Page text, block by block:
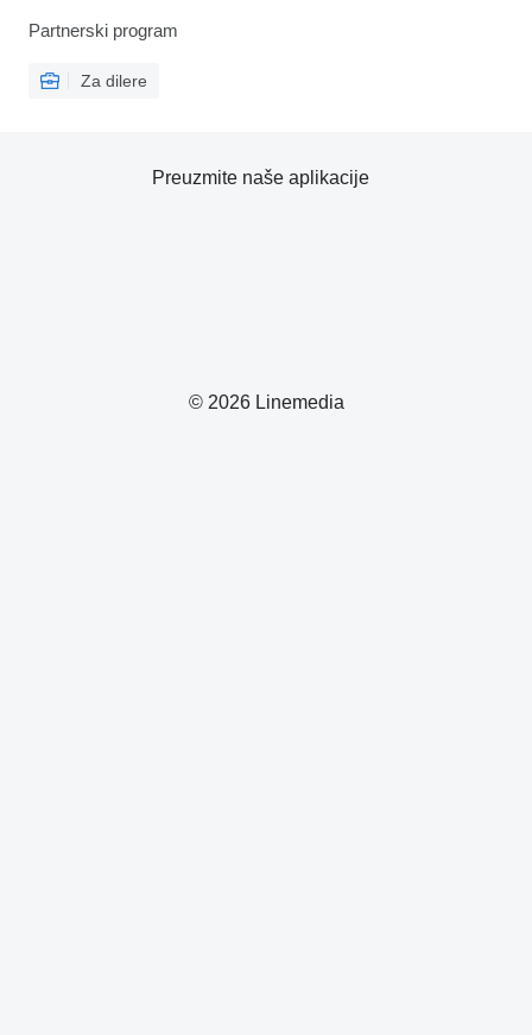
Partnerski program
Za dilere
© 2026 Linemedia
Preuzmite naše aplikacije